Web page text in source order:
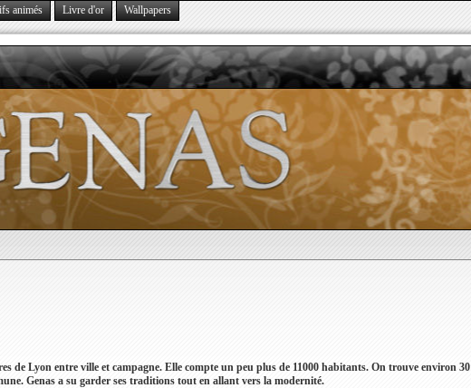
animés Livre d'or Wallpapers
de Lyon entre ville et campagne. Elle compte un peu plus de 11000 habitants. On trouve environ 30
Genas a su garder ses traditions tout en allant vers la modernité.